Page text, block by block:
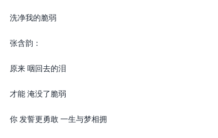
洗净我的脆弱
张含韵：
原来 咽回去的泪
才能 淹没了脆弱
你 发誓更勇敢 一生与梦相拥